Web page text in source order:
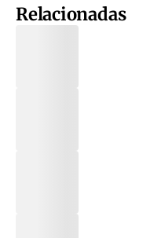
Relacionadas